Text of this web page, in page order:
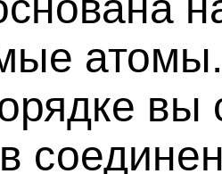
вы